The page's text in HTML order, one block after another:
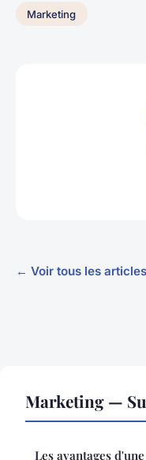
Marketing
← Voir tous les
Marketing —
Les avantages